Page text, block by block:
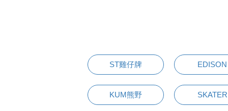
ST雞仔牌 EDISON
KUM熊野 SKATER